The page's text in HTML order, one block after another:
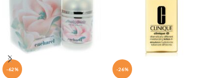
-62% -26%